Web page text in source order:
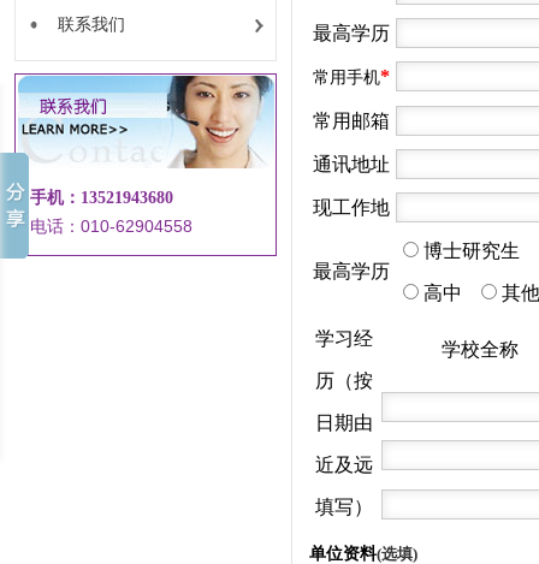
联系我们
手机：13521943680
电话：010-62904558
最高学历
常用手机*
常用邮箱
通讯地址
现工作地
最高学历
博士研究生
高中 其
学习经
历（按
日期由
近及远
填写）
学校全称
单位资料(选填)